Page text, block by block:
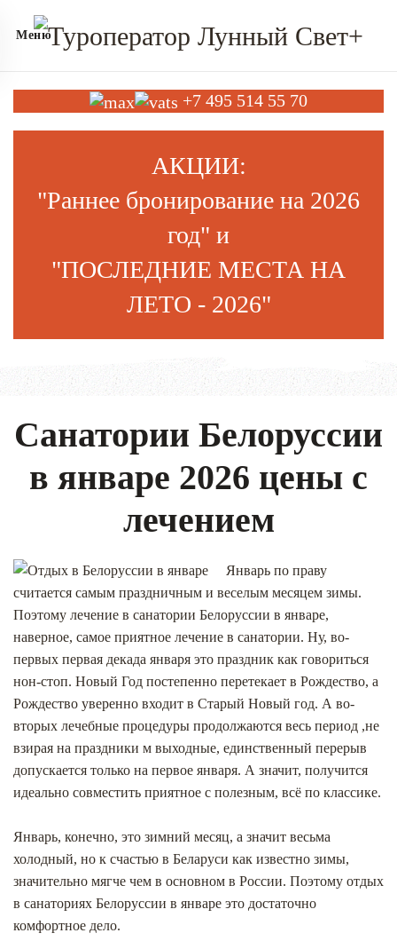
Меню
+7 495 514 55 70
АКЦИИ:
"Раннее бронирование на 2026
год" и
"ПОСЛЕДНИЕ МЕСТА НА
ЛЕТО - 2026"
Санатории Белоруссии
в январе 2026 цены с
лечением
Январь по праву
считается самым праздничным и веселым месяцем зимы.
Поэтому лечение в санатории Белоруссии в январе,
наверное, самое приятное лечение в санатории. Ну, во-
первых первая декада января это праздник как говориться
нон-стоп. Новый Год постепенно перетекает в Рождество, а
Рождество уверенно входит в Старый Новый год. А во-
вторых лечебные процедуры продолжаются весь период ,не
взирая на праздники м выходные, единственный перерыв
допускается только на первое января. А значит, получится
идеально совместить приятное с полезным, всё по классике.
Январь, конечно, это зимний месяц, а значит весьма
холодный, но к счастью в Беларуси как известно зимы,
значительно мягче чем в основном в России. Поэтому отдых
в санаториях Белоруссии в январе это достаточно
комфортное дело.